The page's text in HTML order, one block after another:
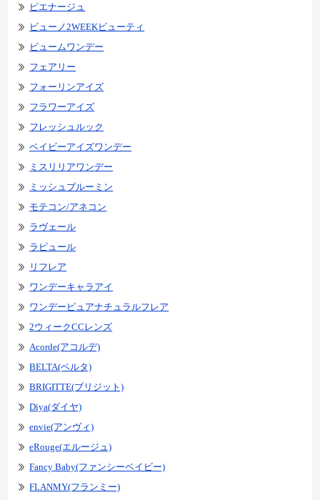
ピエナージュ
ビューノ2WEEKビューティ
ビュームワンデー
フェアリー
フォーリンアイズ
フラワーアイズ
フレッシュルック
ベイビーアイズワンデー
ミスリリアワンデー
ミッシュブルーミン
モテコン/アネコン
ラヴェール
ラピュール
リフレア
ワンデーキャラアイ
ワンデーピュアナチュラルフレア
2ウィークCCレンズ
Acorde(アコルデ)
BELTA(ベルタ)
BRIGITTE(ブリジット)
Diya(ダイヤ)
envie(アンヴィ)
eRouge(エルージュ)
Fancy Baby(ファンシーベイビー)
FLANMY(フランミー)